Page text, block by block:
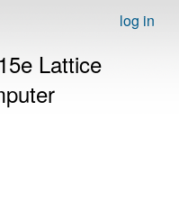
log in
Lattice